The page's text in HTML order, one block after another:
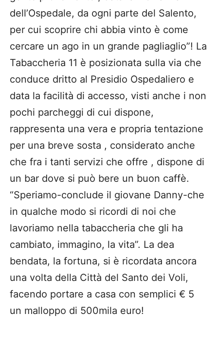
dell’Ospedale, da ogni parte del Salento,
per cui scoprire chi abbia vinto è come
cercare un ago in un grande pagliaglio”! La
Tabaccheria 11 è posizionata sulla via che
conduce dritto al Presidio Ospedaliero e
data la facilità di accesso, visti anche i non
pochi parcheggi di cui dispone,
rappresenta una vera e propria tentazione
per una breve sosta , considerato anche
che fra i tanti servizi che offre , dispone di
un bar dove si può bere un buon caffè.
“Speriamo-conclude il giovane Danny-che
in qualche modo si ricordi di noi che
lavoriamo nella tabaccheria che gli ha
cambiato, immagino, la vita”. La dea
bendata, la fortuna, si è ricordata ancora
una volta della Città del Santo dei Voli,
facendo portare a casa con semplici € 5
un malloppo di 500mila euro!